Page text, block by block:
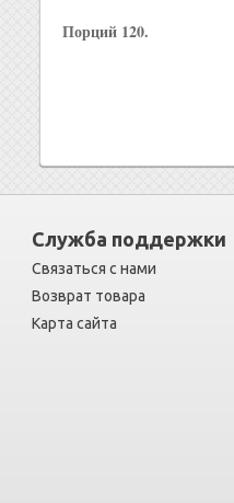
Порций 120.
Служба поддержки
Связаться с нами
Возврат товара
Карта сайта